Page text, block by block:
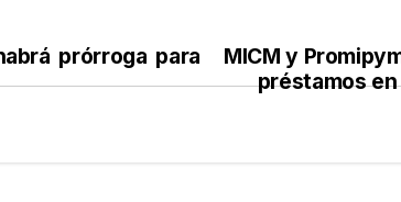
MICM y
préstamos en
prórroga para